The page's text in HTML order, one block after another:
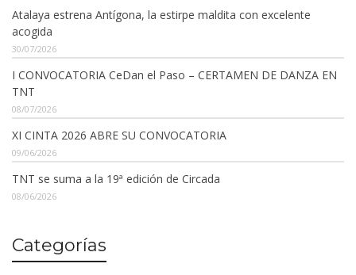
Atalaya estrena Antígona, la estirpe maldita con excelente
acogida
30/07/2026
I CONVOCATORIA CeDan el Paso – CERTAMEN DE DANZA EN
TNT
08/07/2026
XI CINTA 2026 ABRE SU CONVOCATORIA
09/06/2026
TNT se suma a la 19ª edición de Circada
08/06/2026
Categorías